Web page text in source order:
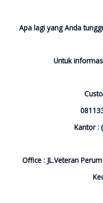
Apa lagi yang Anda
Untuk
Kantor :
Office : JL.Veteran